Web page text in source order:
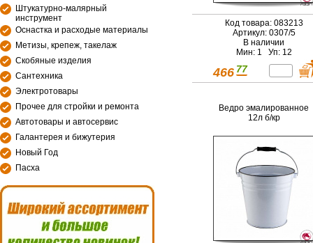
Штукатурно-малярный
инструмент
Оснастка и расходые материалы
Метизы, крепеж, такелаж
Скобяные изделия
Сантехника
Электротовары
Прочее для стройки и ремонта
Автотовары и автосервис
Галантерея и бижутерия
Новый Год
Пасха
Код товара: 083213
Артикул: 0307/5
В наличии
Мин: 1 Уп: 12
466 77
Ведро эмалированное
12л б/кр